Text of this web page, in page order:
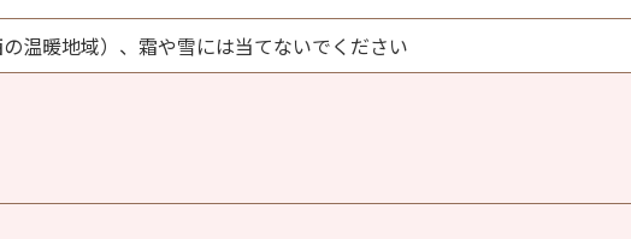
温暖地域）、霜や雪には当てないでください